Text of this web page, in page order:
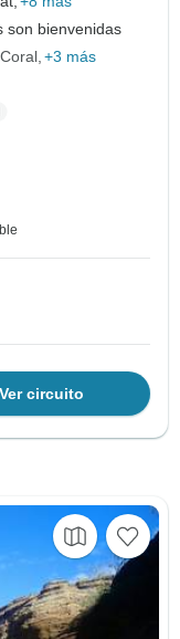
son bienvenidas
+3 más
Ver circuito